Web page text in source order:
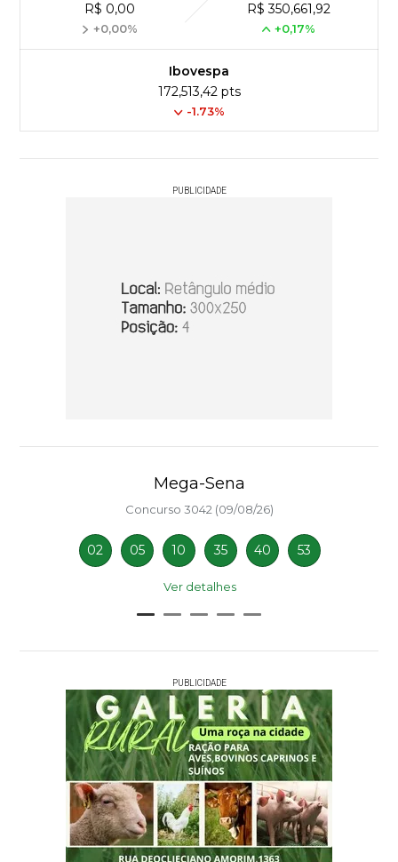
R$ 0,00
+0,00%
R$ 350,661,92
+0,17%
Ibovespa
172,513,42 pts
-1.73%
PUBLICIDADE
Mega-Sena
Concurso 3042 (09/08/26)
02 05 10 35 40 53
Ver detalhes
PUBLICIDADE